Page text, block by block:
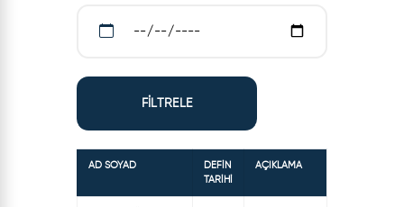
FİLTRELE
AD SOYAD
DEFİN
TARİHİ
AÇIKLAMA